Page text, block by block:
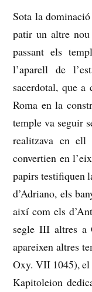
Sota la
patir un altre
passant els
l’aparell de
sacerdotal, que
Roma enla
temple va seguir
realitzava en
convertien en
papirs testifiquen
d’Adriano, els
així com els
segle III altres a
apareixen altres
Oxy. VII 1045),
Kapitoleion